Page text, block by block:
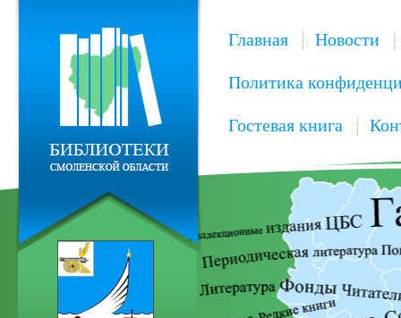
Главная Новости
Политика
Гостевая книга